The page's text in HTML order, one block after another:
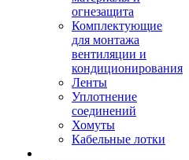
огнезащита
Комплектующие
для монтажа
вентиляции и
кондиционирования
Ленты
Уплотнение
соединений
Хомуты
Кабельные лотки